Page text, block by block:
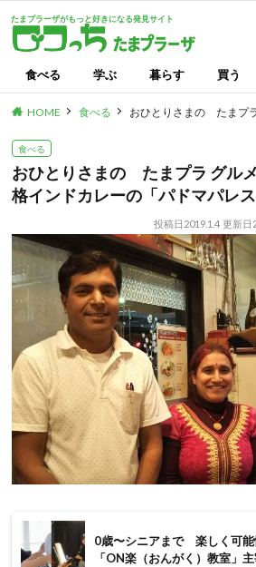
たまプラーザがもっと好きになる発見サイト
食べる 学ぶ 暮らす 買う
HOME 食べる おひとりさまの たまプ
食べる
おひとりさまの たまプラ グル
格インドカレーの「パドマパレス
投稿日 2019.1.4 更新日
0歳〜シニアまで 楽しく可能
「ON楽（おんがく）教室」